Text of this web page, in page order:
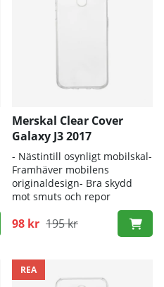
Merskal Clear Cover
Galaxy J3 2017
- Nästintill osynligt mobilskal-
Framhäver mobilens
originaldesign- Bra skydd
mot smuts och repor
98 kr 195 kr
REA